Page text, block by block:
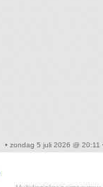
• zondag 5 juli 2026 @ 20:11